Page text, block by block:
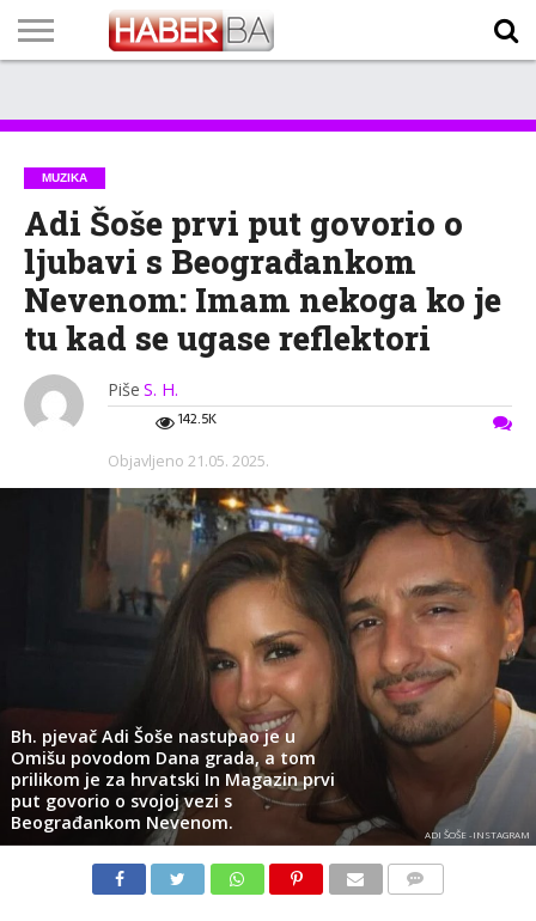
TECH
PROGRAM
PROGNOZA
PUTEVIMA
LISTA
NAMA
MUZIKA
Adi Šoše prvi put govorio o
ljubavi s Beograđankom
Nevenom: Imam nekoga ko je
tu kad se ugase reflektori
Piše S. H.
142.5K
Objavljeno 21.05. 2025.
Bh. pjevač Adi Šoše nastupao je u
Omišu povodom Dana grada, a tom
prilikom je za hrvatski In Magazin prvi
put govorio o svojoj vezi s
Beograđankom Nevenom.
ADI ŠOŠE -INSTAGRAM